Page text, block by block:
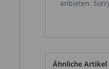
anbieten.
Ähnliche Artikel